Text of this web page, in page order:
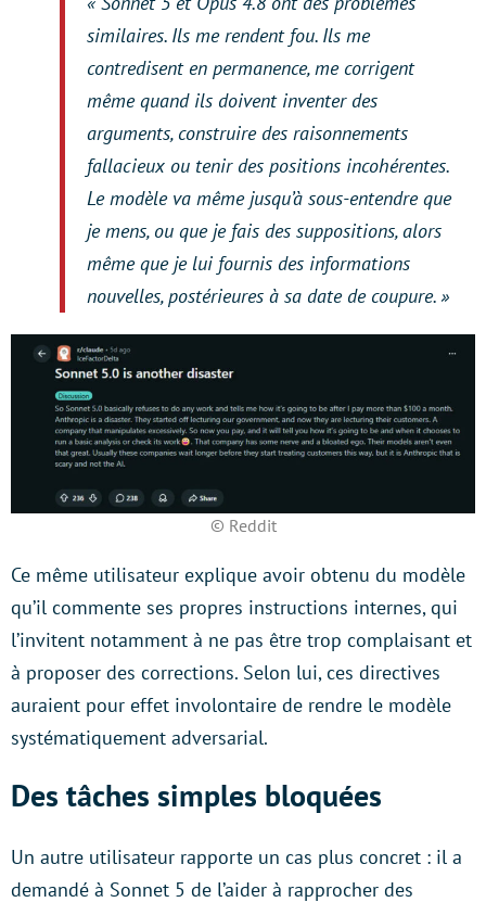
similaires. Ils me rendent fou. Ils me
contredisent en permanence, me corrigent
même quand ils doivent inventer des
arguments, construire des raisonnements
fallacieux ou tenir des positions incohérentes.
Le modèle va même jusqu’à sous-entendre que
je mens, ou que je fais des suppositions, alors
même que je lui fournis des informations
nouvelles, postérieures à sa date de coupure. »
© Reddit
Ce même utilisateur explique avoir obtenu du modèle
qu’il commente ses propres instructions internes, qui
l’invitent notamment à ne pas être trop complaisant et
à proposer des corrections. Selon lui, ces directives
auraient pour effet involontaire de rendre le modèle
systématiquement adversarial.
Des tâches simples bloquées
Un autre utilisateur rapporte un cas plus concret : il a
demandé à Sonnet 5 de l’aider à rapprocher des